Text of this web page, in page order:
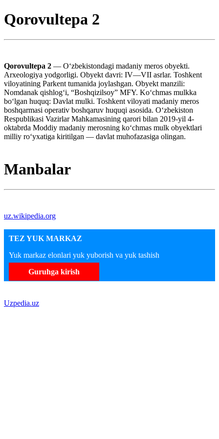
Qorovultepa 2
Qorovultepa 2 — Oʻzbekistondagi madaniy meros obyekti.
Arxeologiya yodgorligi. Obyekt davri: IV—VII asrlar. Toshkent
viloyatining Parkent tumanida joylashgan. Obyekt manzili:
Nomdanak qishlogʻi, “Boshqizilsoy” MFY. Koʻchmas mulkka
boʻlgan huquq: Davlat mulki. Toshkent viloyati madaniy meros
boshqarmasi operativ boshqaruv huquqi asosida. Oʻzbekiston
Respublikasi Vazirlar Mahkamasining qarori bilan 2019-yil 4-
oktabrda Moddiy madaniy merosning koʻchmas mulk obyektlari
milliy roʻyxatiga kiritilgan — davlat muhofazasiga olingan.
Manbalar
uz.wikipedia.org
TEZ YUK MARKAZ
Yuk markaz elonlari yuk yuborish va yuk tashish
Guruhga kirish
Uzpedia.uz